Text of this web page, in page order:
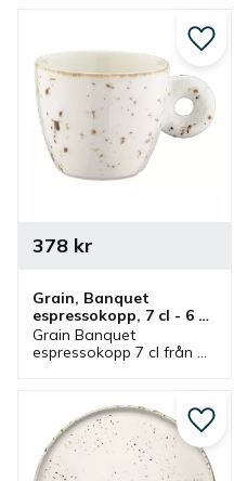
som passar flera skålar.
Grain, Banquet
espressokopp, 7 cl - 6
st/fp
Grain Banquet
espressokopp 7 cl från
finns. Espressokopp som
har passande
espressofat.
378kr